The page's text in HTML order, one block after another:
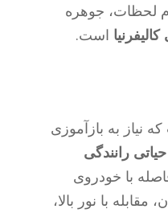
در تمام لحظات، جوهره
است.
نیاز به بازآموزی
حیاتی رانندگی
با خودروی
با نور بالا،